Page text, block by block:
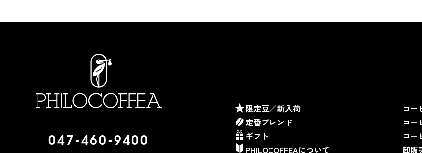
047-460-9400
限定豆／新入荷
定番ブレンド
ギフト
PHILOCOFFEAについて
コー
コー
コー
卸販